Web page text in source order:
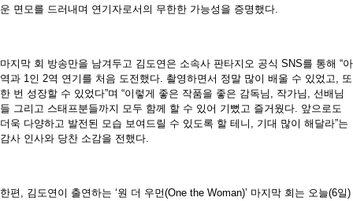
운 면모를 드러내며 연기자로서의 무한한 가능성을 증명했다.
마지막 회 방송만을 남겨두고 김도연은 소속사 판타지오 공식 SNS를 통해 “아
역과 1인 2역 연기를 처음 도전했다. 촬영하면서 정말 많이 배울 수 있었고, 또
한 번 성장할 수 있었다”며 “이렇게 좋은 작품을 좋은 감독님, 작가님, 선배님
들 그리고 스태프분들까지 모두 함께 할 수 있어 기뻤고 즐거웠다. 앞으로도
더욱 다양하고 발전된 모습 보여드릴 수 있도록 할 테니, 기대 많이 해달라”는
감사 인사와 당찬 소감을 전했다.
한편, 김도연이 출연하는 ‘원 더 우먼(One the Woman)’ 마지막 회는 오늘(6일)